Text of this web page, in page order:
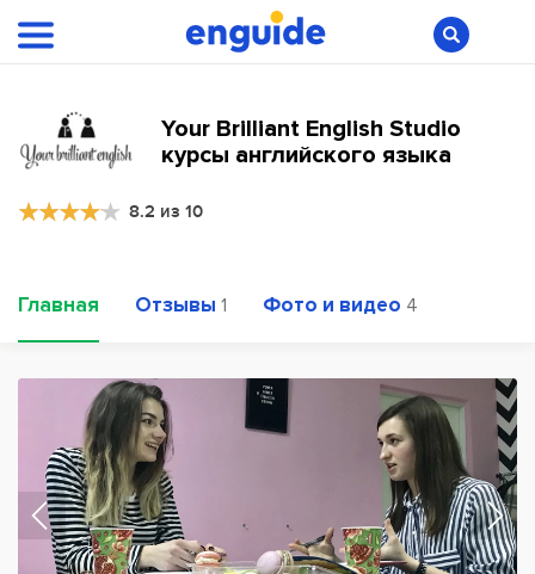
Your Brilliant English Studio
курсы английского языка
8.2 из 10
Главная Отзывы 1 Фото и видео 4